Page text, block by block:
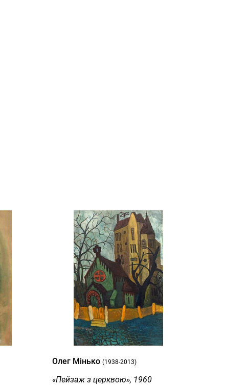
Олег Мінько (1938-2013)
«Пейзаж з церквою», 1960